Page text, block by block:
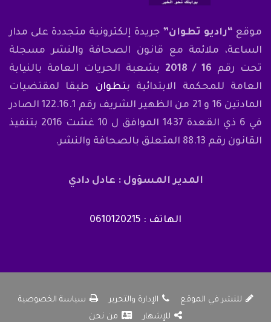
موقع “راديو تطوان” جريدة إلكترونية متجددة على مدار
الساعة، ملائمة مع قانون الصحافة والنشر مسجلة
تحت رقم 16 / 2018
بشعبة الحريات العامة بالنيابة
العامة للمحكمة الابتدائية بتطوان طبقا لمقتضيات
المادتين 16 و 21 من الظهير الشريف رقم 122.16.1 الصادر
في 6 ذي القعدة 1437 الموافق ل 10 غشت 2016 بتنفيذ
القانون رقم 88.13 المتعلق بالصحافة والنشر.
المدير المسؤول : عادل دادي
الهاتف : 0610120215
للنشر في الموقع الإدارة والتحرير
سياسة الخصوصية
للإشهار
من نحن